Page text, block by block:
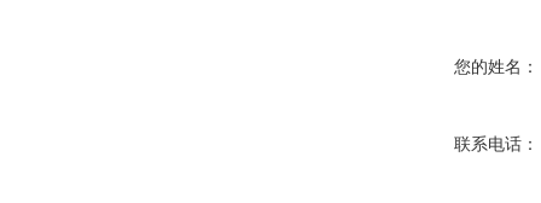
您的姓名：
联系电话：